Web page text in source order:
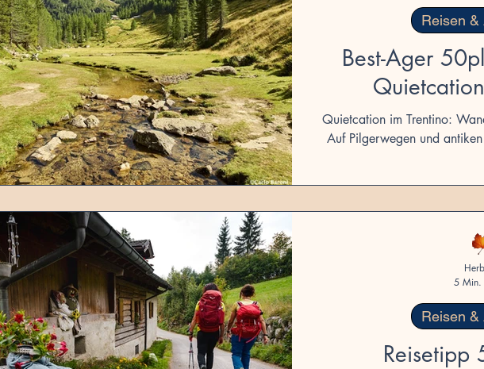
Welt & Internet Vorsicht & Recht
Best-Ager
Quietcation im Trentino:
Auf Pilgerwegen und
norditalienischen
Wanderwege gute
Auszeit. Unser Tipp
auf dem San
Reisen &
Reisetipp
Reisen &
5 Min.